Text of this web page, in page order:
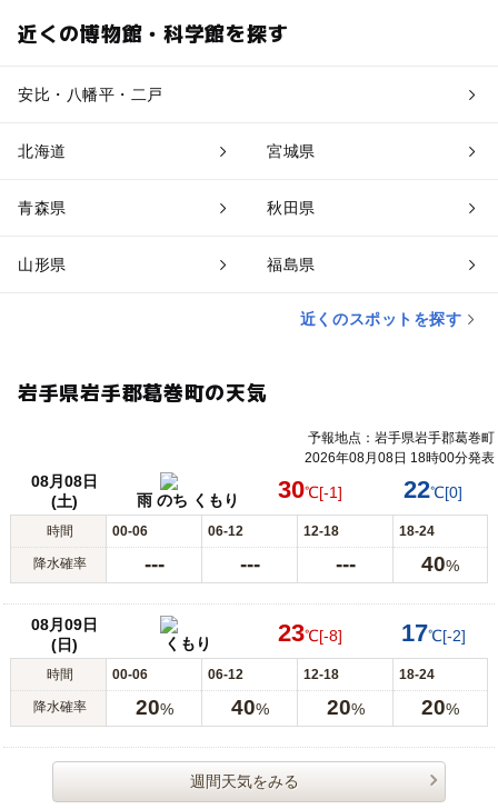
近くの博物館・科学館を探す
安比・八幡平・二戸
北海道 宮城県
青森県 秋田県
山形県 福島県
近くのスポットを探す
岩手県岩手郡葛巻町の天気
予報地点：岩手県岩手郡葛巻町
2026年08月08日 18時00分発表
08月08日
(土)
雨 のち くもり 30℃[-1] 22℃[0]
時間 00-06 06-12 12-18 18-24
降水確率 --- --- --- 40%
08月09日
(日)
くもり 23℃[-8] 17℃[-2]
時間 00-06 06-12 12-18 18-24
降水確率 20% 40% 20% 20%
週間天気をみる